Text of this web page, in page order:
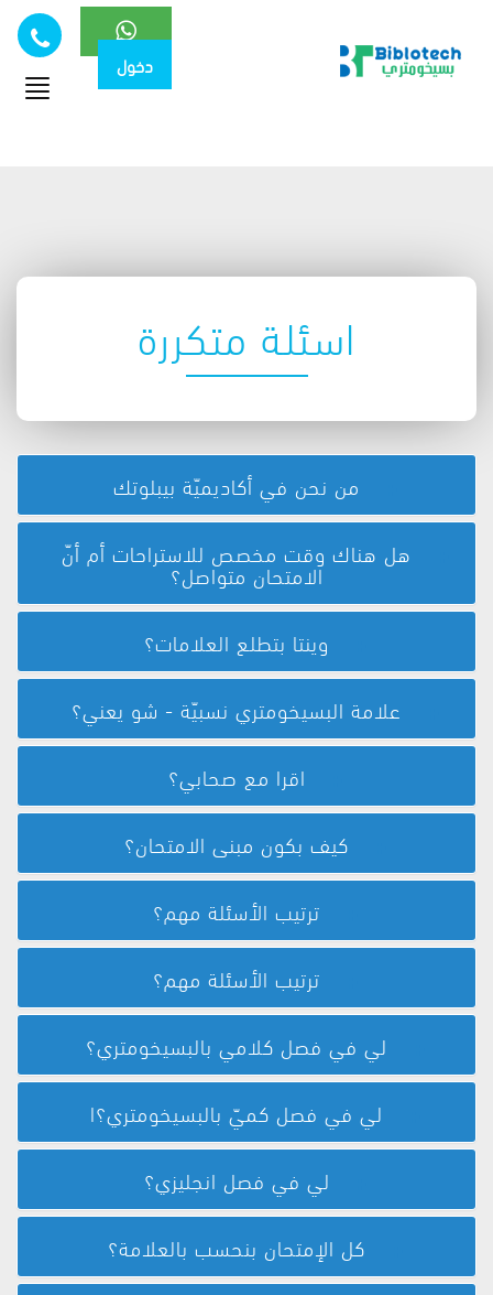
Toggle
دخول
اسئلة متكررة
من نحن في أكاديميّة بيبلوتك
هل هناك وقت مخصص للاستراحات أم أنّ
الامتحان متواصل؟
وينتا بتطلع العلامات؟
علامة البسيخومتري نسبيّة - شو يعني؟
اقرا مع صحابي؟
كيف بكون مبنى الامتحان؟
ترتيب الأسئلة مهم؟
ترتيب الأسئلة مهم؟
لي في فصل كلامي بالبسيخومتري؟
لي في فصل كميّ بالبسيخومتري؟ا
لي في فصل انجليزي؟
كل الإمتحان بنحسب بالعلامة؟